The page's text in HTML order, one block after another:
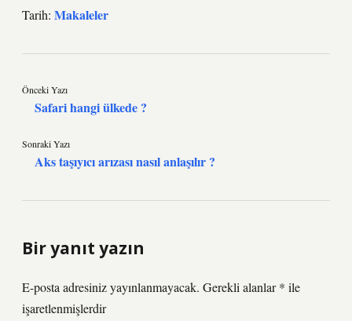
Tarih: Makaleler
Önceki Yazı
Safari hangi ülkede ?
Sonraki Yazı
Aks taşıyıcı arızası nasıl anlaşılır ?
Bir yanıt yazın
E-posta adresiniz yayınlanmayacak. Gerekli alanlar* ile
işaretlenmişlerdir